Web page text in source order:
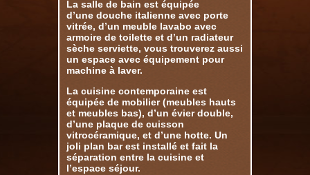
La salle de bain est équipée
d’une douche italienne avec porte
vitrée, d’un meuble lavabo avec
armoire de toilette et d’un radiateur
sèche serviette, vous trouverez aussi
un espace avec équipement pour
machine à laver.
La cuisine contemporaine est
équipée de mobilier (meubles hauts
et meubles bas), d’un évier double,
d’une plaque de cuisson
vitrocéramique, et d’une hotte. Un
joli plan bar est installé et fait la
séparation entre la cuisine et
l’espace séjour.